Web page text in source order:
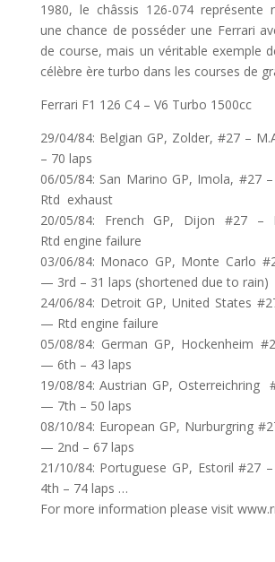
1980, le châssis 126-074 représente
une chance de posséder une Ferrari
de course, mais un véritable exemple
célèbre ère turbo dans les courses de
Ferrari F1 126 C4 – V6 Turbo 1500cc
29/04/84: Belgian GP, Zolder, #27 –
– 70 laps
06/05/84: San Marino GP, Imola, #27
Rtd exhaust
20/05/84: French GP, Dijon #27 –
Rtd engine failure
03/06/84: Monaco GP, Monte Carlo
— 3rd – 31 laps (shortened due to rain)
24/06/84: Detroit GP, United States
— Rtd engine failure
05/08/84: German GP, Hockenheim
— 6th – 43 laps
19/08/84: Austrian GP, Osterreichring
— 7th – 50 laps
08/10/84: European GP, Nurburgring
— 2nd – 67 laps
21/10/84: Portuguese GP, Estoril #27
4th – 74 laps …
For more information please visit